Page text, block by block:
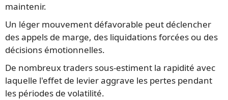
maintenir.
Un léger mouvement défavorable peut déclencher
des appels de marge, des liquidations forcées ou des
décisions émotionnelles.
De nombreux traders sous-estiment la rapidité avec
laquelle l'effet de levier aggrave les pertes pendant
les périodes de volatilité.